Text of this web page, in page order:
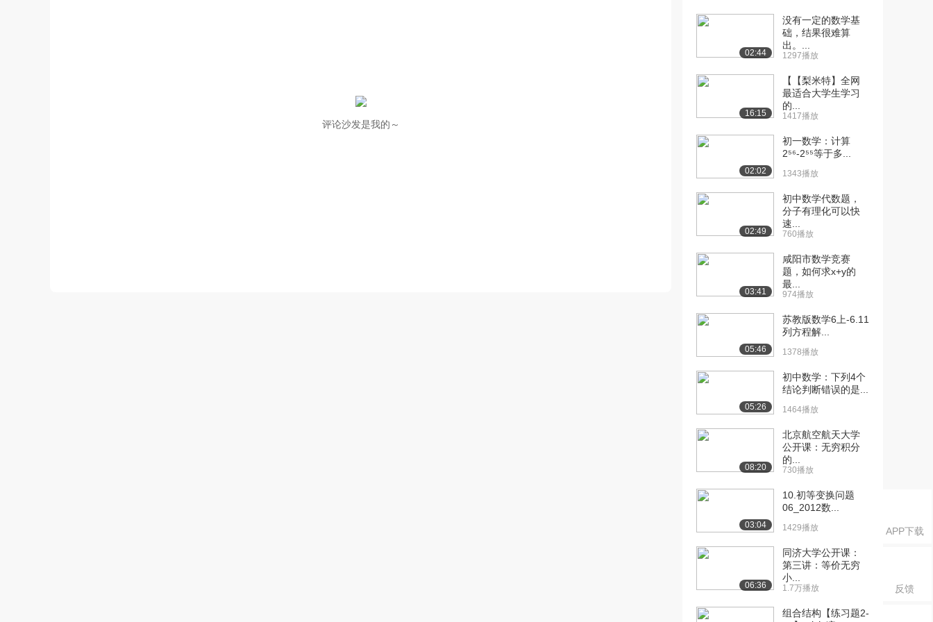
APP下载
反馈
评论沙发是我的～
[10] 哈尔滨工业大学公开
14:30
[11] 哈尔滨工业大学公开
11:25
[12] 哈尔滨工业大学公开
课：贝叶斯公式
10:02
课：事件的独立性...
课：事件的独立性...
[15] 哈尔滨工业大学公开
课：二项概率公式...
[16] 哈尔滨工业大学公开
课：二项概率公式...
3.0万播放
[17] 哈尔滨工业大学公开
课：随机变量的概...
3.7万播放
[18] 哈尔滨工业大学公开
4.1万播放
[19] 哈尔滨工业大学公开
3.5万播放
[20] 哈尔滨工业大学公开
课：随机变量的分...
3.7万播放
02:44
没有一定的数学基
础，结果很难算
出。...
1297播放
16:15
【【梨米特】全网
最适合大学生学习
的...
1417播放
02:02
初一数学：计算
2⁵⁶-2⁵⁵等于多...
1343播放
02:49
初中数学代数题，
分子有理化可以快
速...
760播放
03:41
咸阳市数学竞赛
题，如何求x+y的
最...
974播放
05:46
苏教版数学6上-6.11
列方程解...
1378播放
05:26
初中数学：下列4个
结论判断错误的是...
1464播放
08:20
北京航空航天大学
公开课：无穷积分
的...
730播放
03:04
10.初等变换问题
06_2012数...
1429播放
06:36
同济大学公开课：
第三讲：等价无穷
小...
1.7万播放
组合结构【练习题2-